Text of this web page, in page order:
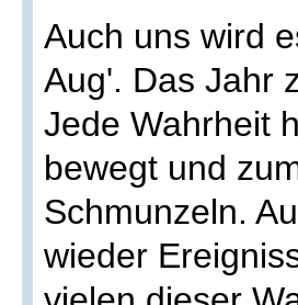
Auch uns wird
Aug'. Das Jahr
Jede Wahrheit
bewegt und
Schmunzeln.
wieder